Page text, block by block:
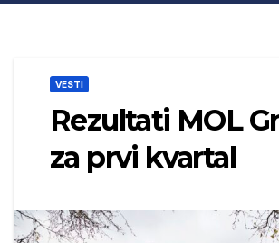
VESTI
Rezultati MOL
za prvi kvartal